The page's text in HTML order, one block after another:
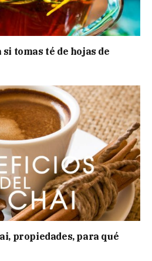
si tomas té de hojas de
propiedades, para qué